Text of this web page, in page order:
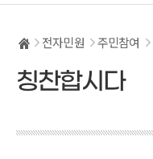
전자민원 주민참여
칭찬합시다